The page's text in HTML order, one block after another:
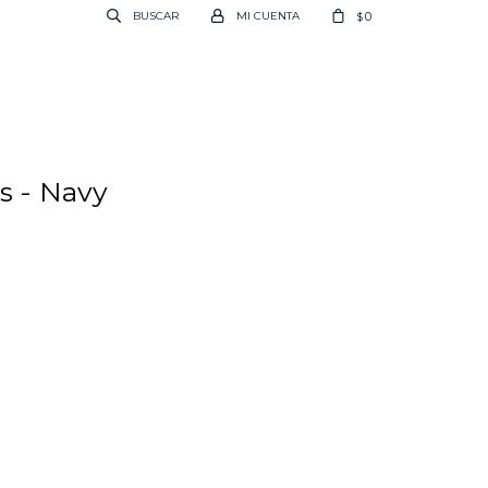
$0
- Navy